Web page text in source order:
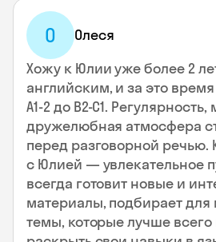
О Олеся
Хожу к Юлии уже более 2
английским, и за это
А1-2 до В2-С1.
дружелюбная атмосфера
перед разговорной речью.
с Юлией — увлекательное
всегда готовит новые и
материалы, подбирает для
темы, которые лучше